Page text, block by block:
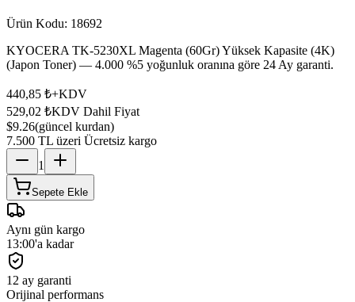
Ürün Kodu: 18692
KYOCERA TK-5230XL Magenta (60Gr) Yüksek Kapasite (4K)
(Japon Toner) — 4.000 %5 yoğunluk oranına göre 24 Ay garanti.
440,85 ₺+KDV
529,02 ₺KDV Dahil Fiyat
$9.26(güncel kurdan)
7.500 TL üzeri Ücretsiz kargo
1
Sepete Ekle
Aynı gün kargo
13:00'a kadar
12 ay garanti
Orijinal performans